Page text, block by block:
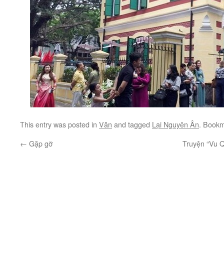
This entry was posted in Văn and tagged Lại Nguyên Ân.
← Gặp gỡ Truyện “Vu